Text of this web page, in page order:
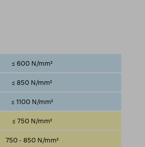
≤ 600 N/mm²
≤ 850 N/mm²
≤ 1100 N/mm²
≤ 750 N/mm²
750 - 850 N/mm²